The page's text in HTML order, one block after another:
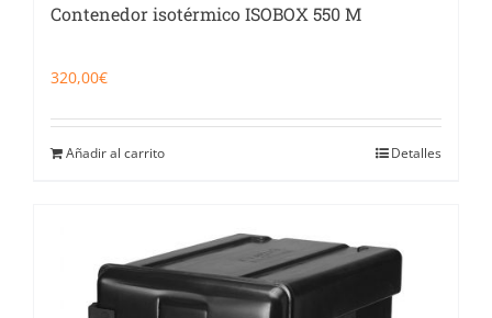
Contenedor isotérmico ISOBOX 550 M
320,00€
Añadir al carrito Detalles